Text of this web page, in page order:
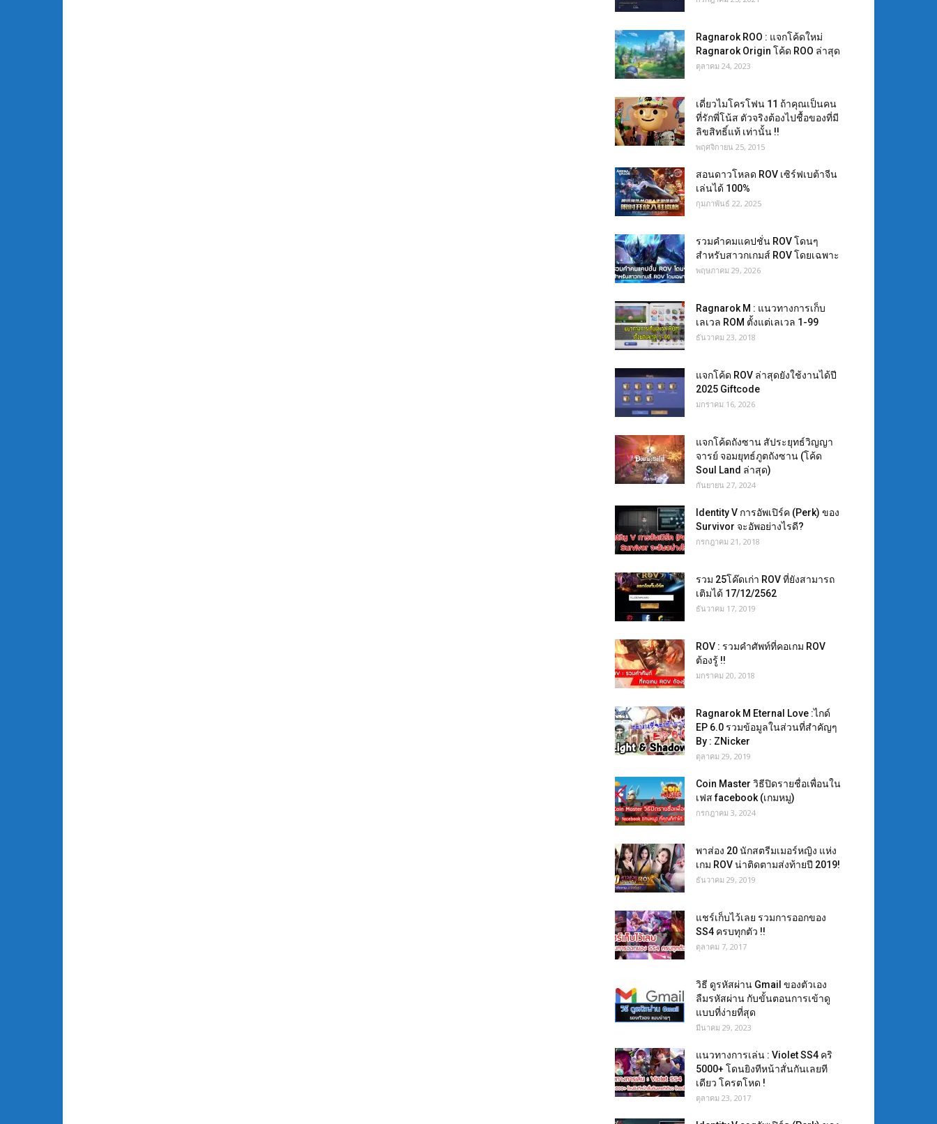
Ragnarok ROO : แจกโค้ดใหม่
Ragnarok Origin โค้ด ROO ล่าสุด
ตุลาคม 24, 2023
เดี่ยวไมโครโฟน 11 ถ้าคุณเป็นคน
ที่รักพี่โน้ส ตัวจริงต้องไปชื้อของที่มี
ลิขสิทธิ์แท้ เท่านั้น !!
พฤศจิกายน 25, 2015
สอนดาวโหลด ROV เซิร์ฟเบต้าจีน
เล่นได้ 100%
กุมภาพันธ์ 22, 2025
รวมคำคมแคปชั่น ROV โดนๆ
สำหรับสาวกเกมส์ ROV โดยเฉพาะ
พฤษภาคม 29, 2026
Ragnarok M : แนวทางการเก็บ
เลเวล ROM ตั้งแต่เลเวล 1-99
ธันวาคม 23, 2018
แจกโค้ด ROV ล่าสุดยังใช้งานได้ปี
2025 Giftcode
มกราคม 16, 2026
แจกโค้ดถังซาน สัประยุทธ์วิญญา
จารย์ จอมยุทธ์ภูตถังซาน (โค้ด
Soul Land ล่าสุด)
กันยายน 27, 2024
Identity V การอัพเปิร์ค (Perk) ของ
Survivor จะอัพอย่างไรดี?
กรกฎาคม 21, 2018
รวม 25โค๊ดเก่า ROV ที่ยังสามารถ
เติมได้ 17/12/2562
ธันวาคม 17, 2019
ROV : รวมคำศัพท์ที่คอเกม ROV
ต้องรู้ !!
มกราคม 20, 2018
Ragnarok M Eternal Love :ไกด์
EP 6.0 รวมข้อมูลในส่วนที่สำคัญๆ
By : ZNicker
ตุลาคม 29, 2019
Coin Master วิธีปิดรายชื่อเพื่อนใน
เฟส facebook (เกมหมู)
กรกฎาคม 3, 2024
พาส่อง 20 นักสตรีมเมอร์หญิง แห่ง
เกม ROV น่าติดตามส่งท้ายปี 2019!
ธันวาคม 29, 2019
แชร์เก็บไว้เลย รวมการออกของ
SS4 ครบทุกตัว !!
ตุลาคม 7, 2017
วิธี ดูรหัสผ่าน Gmail ของตัวเอง
ลืมรหัสผ่าน กับขั้นตอนการเข้าดู
แบบที่ง่ายที่สุด
มีนาคม 29, 2023
แนวทางการเล่น : Violet SS4 คริ
5000+ โดนยิงทีหน้าสั่นกันเลยที
เดียว โครตโหด !
ตุลาคม 23, 2017